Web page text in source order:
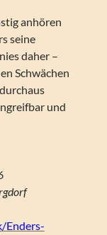
anhören
seine
daher –
Schwächen
und
Enders-